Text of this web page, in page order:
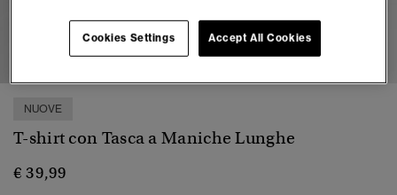
1 2 3 5 6 7
NUOVE
T-shirt con Tasca a Maniche Lunghe
€ 39,99
Cookies Settings Accept All Cookies